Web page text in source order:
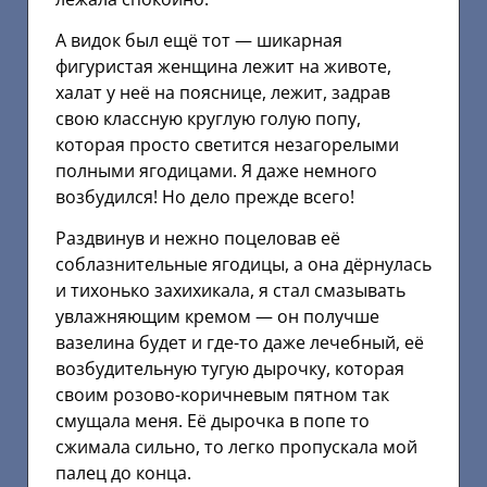
А видок был ещё тот — шикарная
фигуристая женщина лежит на животе,
халат у неё на пояснице, лежит, задрав
свою классную круглую голую попу,
которая просто светится незагорелыми
полными ягодицами. Я даже немного
возбудился! Но дело прежде всего!
Раздвинув и нежно поцеловав её
соблазнительные ягодицы, а она дёрнулась
и тихонько захихикала, я стал смазывать
увлажняющим кремом — он получше
вазелина будет и где-то даже лечебный, её
возбудительную тугую дырочку, которая
своим розово-коричневым пятном так
смущала меня. Её дырочка в попе то
сжимала сильно, то легко пропускала мой
палец до конца.